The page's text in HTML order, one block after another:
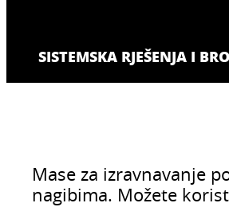
SISTEMSKA RJEŠENJA I
Mase za izravnavanje
nagibima. Možete